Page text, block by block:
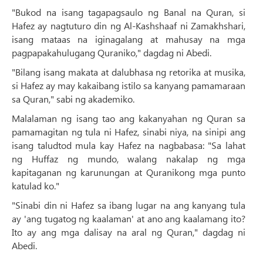
"Bukod na isang tagapagsaulo ng Banal na Quran, si
Hafez ay nagtuturo din ng Al-Kashshaaf ni Zamakhshari,
isang mataas na iginagalang at mahusay na mga
pagpapakahulugang Quraniko," dagdag ni Abedi.
"Bilang isang makata at dalubhasa ng retorika at musika,
si Hafez ay may kakaibang istilo sa kanyang pamamaraan
sa Quran," sabi ng akademiko.
Malalaman ng isang tao ang kakanyahan ng Quran sa
pamamagitan ng tula ni Hafez, sinabi niya, na sinipi ang
isang taludtod mula kay Hafez na nagbabasa: "Sa lahat
ng Huffaz ng mundo, walang nakalap ng mga
kapitaganan ng karunungan at Quranikong mga punto
katulad ko."
"Sinabi din ni Hafez sa ibang lugar na ang kanyang tula
ay 'ang tugatog ng kaalaman' at ano ang kaalamang ito?
Ito ay ang mga dalisay na aral ng Quran," dagdag ni
Abedi.